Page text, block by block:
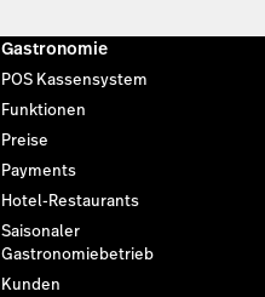
Gastronomie
POS Kassensystem
Funktionen
Preise
Payments
Hotel-Restaurants
Saisonaler
Gastronomiebetrieb
Kunden